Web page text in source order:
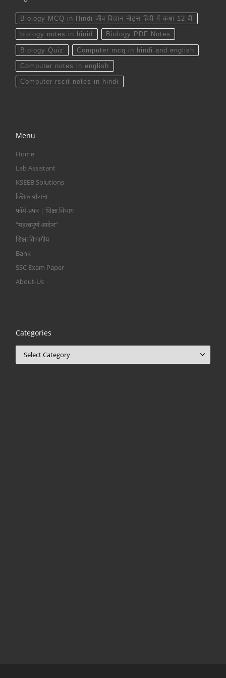
Biology MCQ in Hindi जीव विज्ञान नोट्स हिंदी में कक्षा 12 वीं
biology notes in hinid Biology PDF Notes
Biology Quiz Computer mcq in hindi and english
Computer notes in english
Computer rscit notes in hindi
Menu
Home
Lab Assistant
KSEEB Solutions
क्लिक योजना
फॉर्म-प्रपत्र | शिक्षा विभाग
“महत्वपूर्ण आदेश”
शिक्षा विभागीय
Bank
SSC Exam Paper
About-Us
Categories